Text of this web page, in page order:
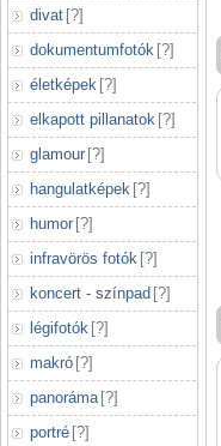
divat [?]
dokumentumfotók [?]
életképek [?]
elkapott pillanatok [?]
glamour [?]
hangulatképek [?]
humor [?]
infravörös fotók [?]
koncert - színpad [?]
légifotók [?]
makró [?]
panoráma [?]
portré [?]